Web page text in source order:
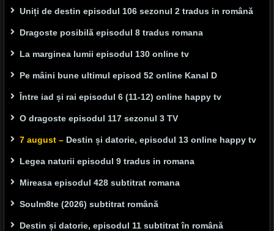
Uniți de destin episodul 106 sezonul 2 tradus in română
Dragoste posibilă episodul 8 tradus romana
La marginea lumii episodul 130 online tv
Pe mâini bune ultimul episod 52 online Kanal D
Între iad și rai episodul 6 (11-12) online happy tv
O dragoste episodul 117 sezonul 3 TV
7 august – Destin și datorie, episodul 13 online happy tv
Legea naturii episodul 9 tradus in romana
Mireasa episodul 428 subtitrat romana
Soulm8te (2026) subtitrat română
Destin și datorie, episodul 11 subtitrat în română